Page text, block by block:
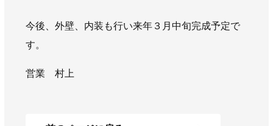
AWAJYUブログ
安房住まいる
大型工事施工事例
採用情報
今後、外壁、内装も行い来年３月中旬完成予定で
す。
営業 村上